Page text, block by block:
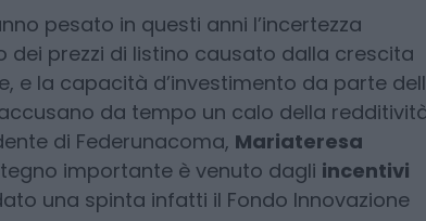
l’industria made in Italy dopo due anni
pesato in questi anni l’incertezza
dei prezzi di listino causato dalla crescita
e la capacità d’investimento da parte delle
da tempo un calo della redditività